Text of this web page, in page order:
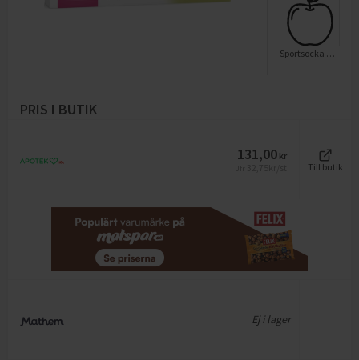
Sportsocka Ribb 5-Pack Vit 37/40
PRIS I BUTIK
131,00 kr
Till butik
Ej i lager